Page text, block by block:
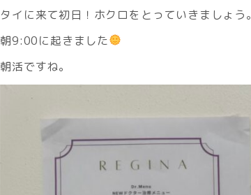
タイに来て初日！ホクロをとっていきましょう。
朝9:00に起きました
朝活ですね。